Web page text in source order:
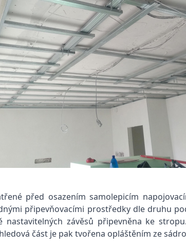
před osazením samolepicím
připevňovacími prostředky dle druhu
nastavitelných závěsů připevněna ke
část je pak tvořena opláštěním ze